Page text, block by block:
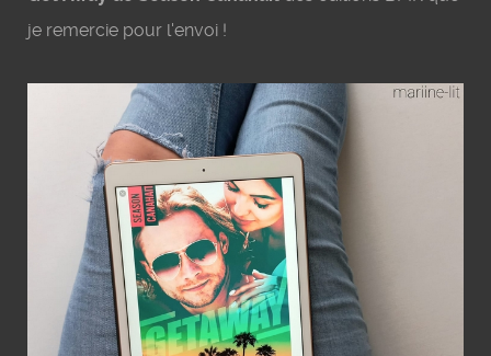
je remercie pour l'envoi !